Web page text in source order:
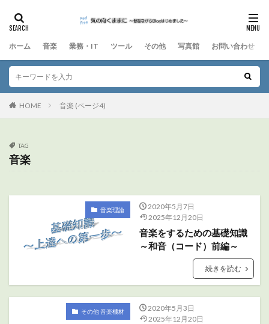
ホーム 音楽 業務・IT ツール その他 写真館 お問い合わせ
HOME 音楽 (ページ4)
TAG
音楽
音楽理論
2020年5月7日
2025年12月20日
音楽をするための基礎知識
～和音（コード）前編～
続きを読む
その他 音楽機材
2020年5月3日
2025年12月20日